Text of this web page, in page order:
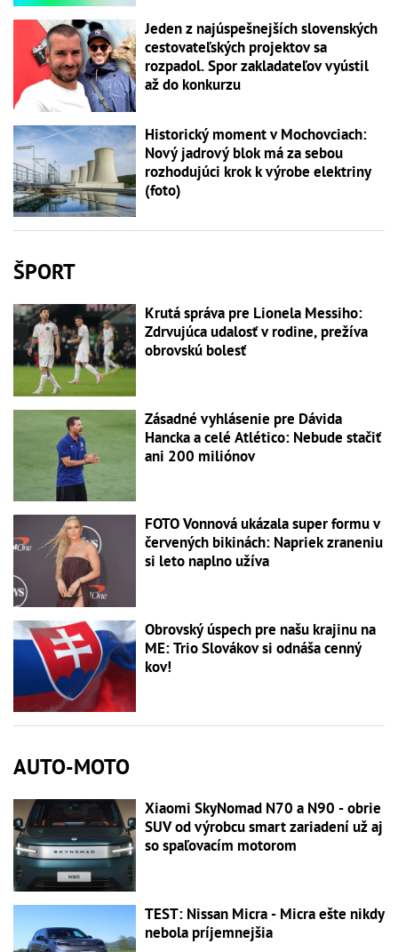
Jeden z najúspešnejších slovenských
cestovateľských projektov sa
rozpadol. Spor zakladateľov vyústil
až do konkurzu
Historický moment v Mochovciach:
Nový jadrový blok má za sebou
rozhodujúci krok k výrobe elektriny
(foto)
ŠPORT
Krutá správa pre Lionela Messiho:
Zdrvujúca udalosť v rodine, prežíva
obrovskú bolesť
Zásadné vyhlásenie pre Dávida
Hancka a celé Atlético: Nebude stačiť
ani 200 miliónov
FOTO Vonnová ukázala super formu v
červených bikinách: Napriek zraneniu
si leto naplno užíva
Obrovský úspech pre našu krajinu na
ME: Trio Slovákov si odnáša cenný
kov!
AUTO-MOTO
Xiaomi SkyNomad N70 a N90 - obrie
SUV od výrobcu smart zariadení už aj
so spaľovacím motorom
TEST: Nissan Micra - Micra ešte nikdy
nebola príjemnejšia